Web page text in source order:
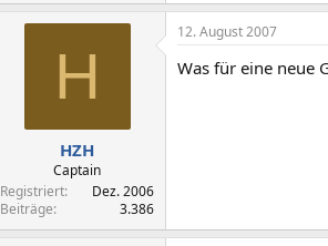
H
HZH
Captain
Registriert
Dez. 2006
Beiträge
3.386
12. August 2007
Was für eine neue